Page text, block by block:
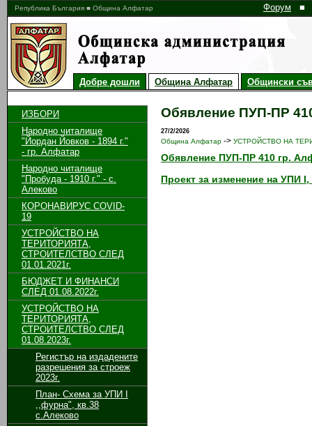
Република България ■ Община Алфатар Форум ■
Добре дошли Община Алфатар Общински
ИЗБОРИ
Народно читалище
"Йордан Йовков - 1894 г."
- гр. Алфатар
Народно читалище
"Пробуда - 1910 г." - с.
Алеково
КОРОНАВИРУС COVID-
19
УСТРОЙСТВО НА
ТЕРИТОРИЯТА,
СТРОИТЕЛСТВО СЛЕД
01.01.2021г.
БЮДЖЕТ И ФИНАНСИ
СЛЕД 01.08.2022г.
УСТРОЙСТВО НА
ТЕРИТОРИЯТА,
СТРОИТЕЛСТВО СЛЕД
01.08.2023г.
Регистър на издадените
разрешения за строеж
2023г.
План- Схема за УПИ I
,,фурна", кв.38
с.Алеково
Обявление ПУП-ПР
27/2/2026
Община Алфатар -> УСТРОЙСТВО НА
Обявление ПУП-ПР 410 гр.
Проект за изменение на УПИ